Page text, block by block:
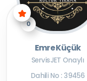
0
Emre Küçük
ServisJET Onaylı
Dahili No : 39456